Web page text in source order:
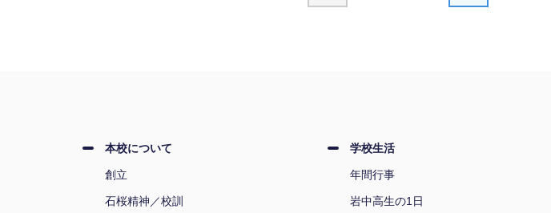
本校について
創立
石桜精神／校訓
学校生活
年間行事
岩中高生の1日